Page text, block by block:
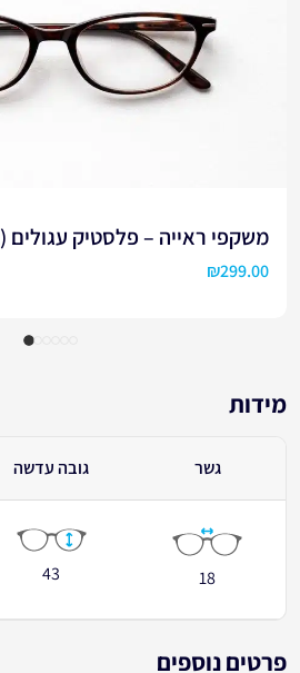
משקפי ראייה – פלסטיק עגולים (1112)
₪299.00
מידות
גשר גובה עדשה
18
43
פרטים נוספים